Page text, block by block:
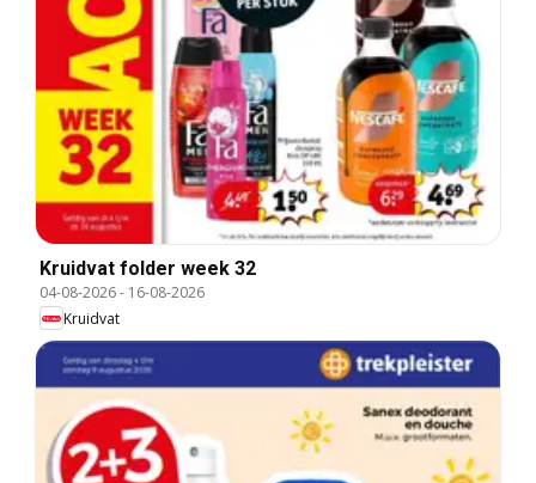
Kruidvat folder week 32
04-08-2026- 16-08-2026
Kruidvat